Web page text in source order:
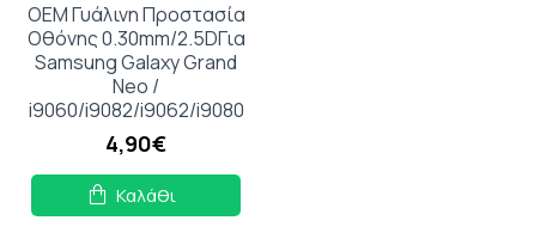
OEM Γυάλινη Προστασία
Οθόνης 0.30mm/2.5DΓια
Samsung Galaxy Grand
Neo /
i9060/i9082/i9062/i9080
4,90€
Καλάθι